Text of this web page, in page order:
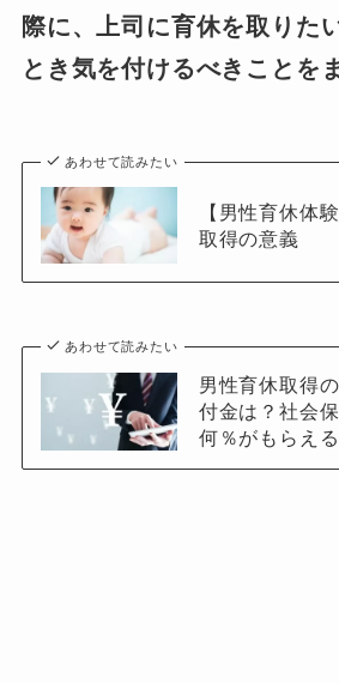
際に、上司に育休を取りた
とき気を付けるべきことを
あわせて読みたい
【男性育休体
取得の意義
あわせて読みたい
男性育休取得
付金は？社会
何％がもらえる